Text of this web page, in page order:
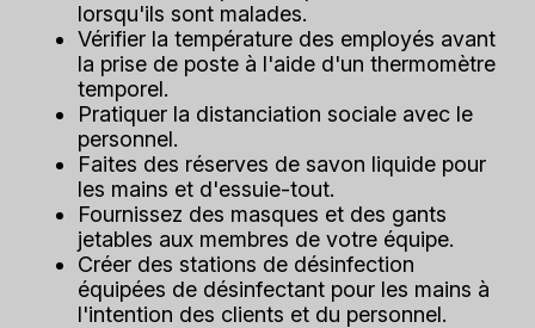
lorsqu'ils sont malades.
Vérifier la température des employés avant
la prise de poste à l'aide d'un thermomètre
temporel.
Pratiquer la distanciation sociale avec le
personnel.
Faites des réserves de savon liquide pour
les mains et d'essuie-tout.
Fournissez des masques et des gants
jetables aux membres de votre équipe.
Créer des stations de désinfection
équipées de désinfectant pour les mains à
l'intention des clients et du personnel.